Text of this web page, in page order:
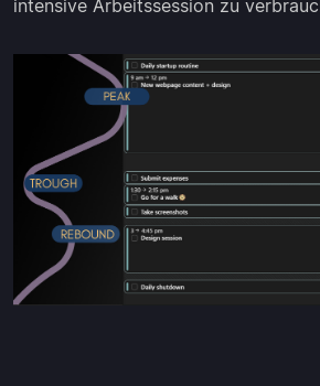
intensive Arbeitssession zu